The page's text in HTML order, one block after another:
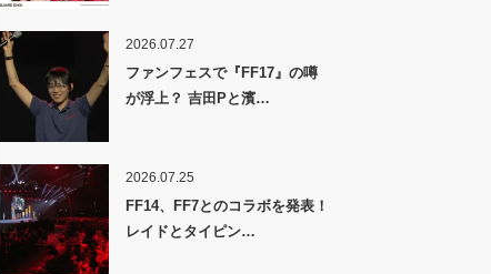
2026.07.27
ファンフェスで『FF17』の噂
が浮上？ 吉田Pと濱…
2026.07.25
FF14、FF7とのコラボを発表！
レイドとタイピン…